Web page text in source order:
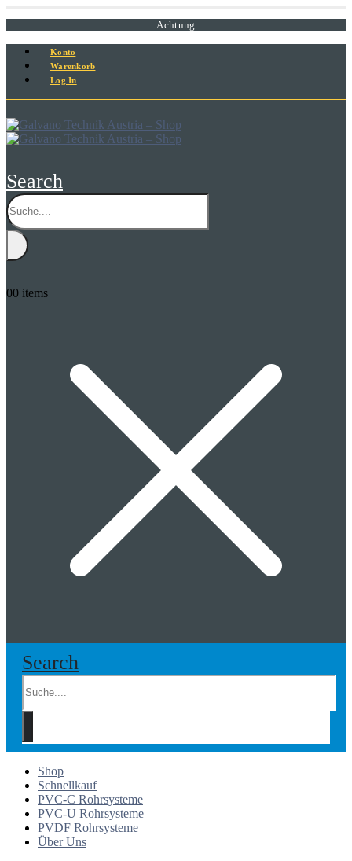
Achtung
Konto
Warenkorb
Log In
Search
00 items
Search
Shop
Schnellkauf
PVC-C Rohrsysteme
PVC-U Rohrsysteme
PVDF Rohrsysteme
Über Uns